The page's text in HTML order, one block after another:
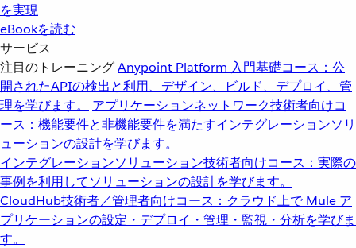
を実現
eBookを読む
サービス
注目のトレーニングAnypoint Platform 入門基礎コース：公
開されたAPIの検出と利用、デザイン、ビルド、デプロイ、管
理を学びます。
アプリケーションネットワーク技術者向けコ
ース：機能要件と非機能要件を満たすインテグレーションソリ
ューションの設計を学びます。
インテグレーションソリューション技術者向けコース：実際の
事例を利用してソリューションの設計を学びます。
CloudHub技術者／管理者向けコース：クラウド上で Mule ア
プリケーションの設定・デプロイ・管理・監視・分析を学びま
す。